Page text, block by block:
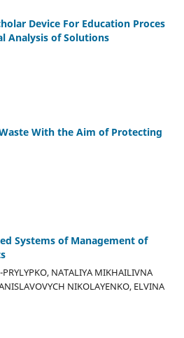
Device For Education Proces
Analysis of Solutions
With the Aim of Protecting
Systems of Management of
PRYLYPKO, NATALIYA MIKHAILIVNA
NIKOLAYENKO, ELVINA